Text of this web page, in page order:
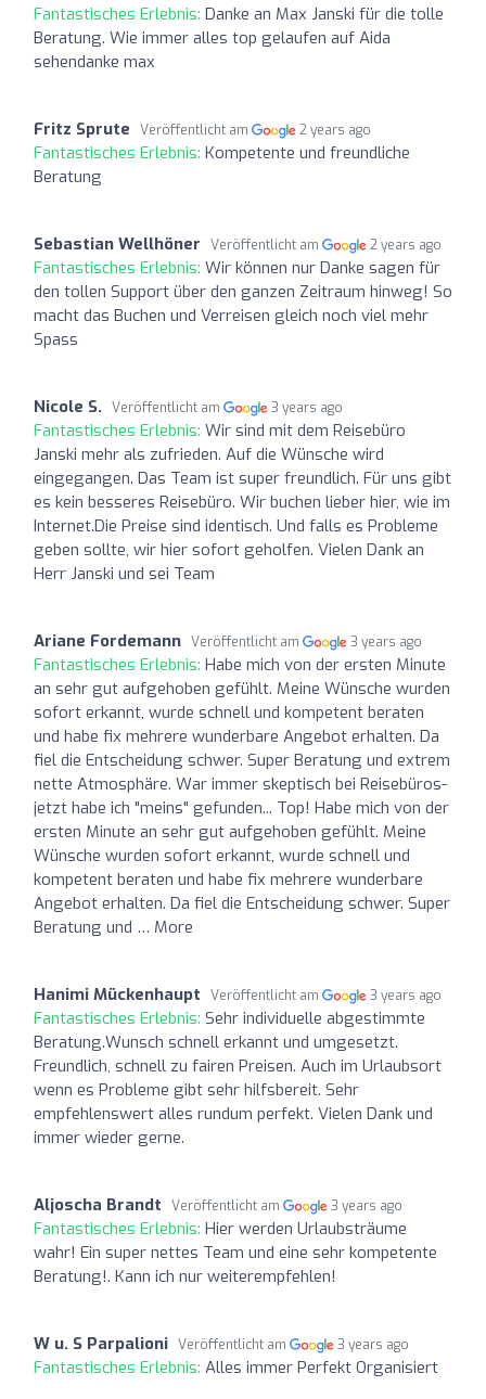
Fantastisches Erlebnis: Danke an Max Janski für die tolle
Beratung. Wie immer alles top gelaufen auf Aida
sehendanke max
Fritz Sprute Veröffentlicht am 2 years ago
Fantastisches Erlebnis: Kompetente und freundliche
Beratung
Sebastian Wellhöner Veröffentlicht am 2 years ago
Fantastisches Erlebnis: Wir können nur Danke sagen für
den tollen Support über den ganzen Zeitraum hinweg! So
macht das Buchen und Verreisen gleich noch viel mehr
Spass
Nicole S. Veröffentlicht am 3 years ago
Fantastisches Erlebnis: Wir sind mit dem Reisebüro
Janski mehr als zufrieden. Auf die Wünsche wird
eingegangen. Das Team ist super freundlich. Für uns gibt
es kein besseres Reisebüro. Wir buchen lieber hier, wie im
Internet.Die Preise sind identisch. Und falls es Probleme
geben sollte, wir hier sofort geholfen. Vielen Dank an
Herr Janski und sei Team
Ariane Fordemann Veröffentlicht am 3 years ago
Fantastisches Erlebnis: Habe mich von der ersten Minute
an sehr gut aufgehoben gefühlt. Meine Wünsche wurden
sofort erkannt, wurde schnell und kompetent beraten
und habe fix mehrere wunderbare Angebot erhalten. Da
fiel die Entscheidung schwer. Super Beratung und extrem
nette Atmosphäre. War immer skeptisch bei Reisebüros-
jetzt habe ich "meins" gefunden... Top! Habe mich von der
ersten Minute an sehr gut aufgehoben gefühlt. Meine
Wünsche wurden sofort erkannt, wurde schnell und
kompetent beraten und habe fix mehrere wunderbare
Angebot erhalten. Da fiel die Entscheidung schwer. Super
Beratung und … More
Hanimi Mückenhaupt Veröffentlicht am 3 years ago
Fantastisches Erlebnis: Sehr individuelle abgestimmte
Beratung.Wunsch schnell erkannt und umgesetzt.
Freundlich, schnell zu fairen Preisen. Auch im Urlaubsort
wenn es Probleme gibt sehr hilfsbereit. Sehr
empfehlenswert alles rundum perfekt. Vielen Dank und
immer wieder gerne.
Aljoscha Brandt Veröffentlicht am 3 years ago
Fantastisches Erlebnis: Hier werden Urlaubsträume
wahr! Ein super nettes Team und eine sehr kompetente
Beratung!. Kann ich nur weiterempfehlen!
W u. S Parpalioni Veröffentlicht am 3 years ago
Fantastisches Erlebnis: Alles immer Perfekt Organisiert